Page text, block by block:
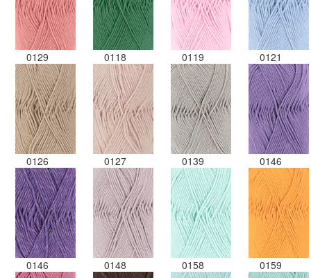
0129 0118 0119 0121
0126 0127 0139 0146
0146 0148 0158 0159